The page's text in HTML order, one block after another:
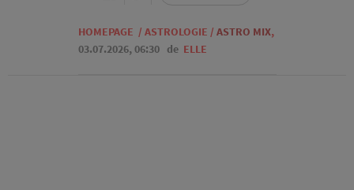
HOMEPAGE / ASTROLOGIE / ASTRO MIX,
03.07.2026, 06:30 de ELLE